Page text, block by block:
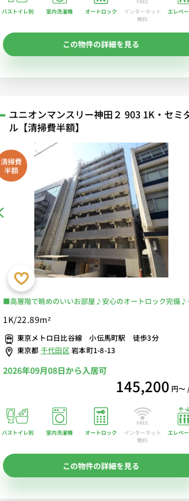
バストイレ別 室内洗濯機 オートロック
インターネット
無料
エレベ
この物件の詳細を見る
ユニオンマンスリー神田２ 903 1K・セミ
ル【清掃費半額】
清掃費
半額
■高層階で眺めのいいお部屋♪安心のオートロック完備♪
トロ日比谷線「小伝馬町駅」徒歩3分/神田＆秋葉原徒歩圏
内！電車の乗らずに徒歩通勤♪スーパー３分で自炊もOK
選べるWi-Fi格安レンタル中！
1K/22.89m²
東京メトロ日比谷線 小伝馬町駅 徒歩3分
東京都 千代田区 岩本町1-8-13
2026年09月08日から入居可
145,200 円〜
バストイレ別 室内洗濯機 オートロック
インターネット
無料
エレベ
この物件の詳細を見る